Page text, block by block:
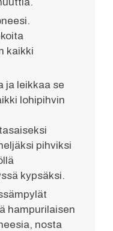
kaikki
ja leikkaa se
lohipihvin
pihviksi
kypsäksi.
hampurilaisen
nosta